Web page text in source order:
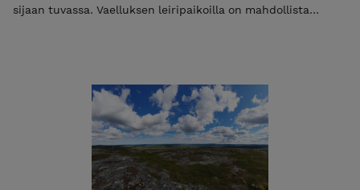
sijaan tuvassa. Vaelluksen leiripaikoilla on mahdollista
kiireettömyydestä, unohtamatta ns. hitaita aamuja.
Vaellamme 4 päivää ja 3 yötä, vaelluksen pituus on noin 50
km. Hinta sisältää verot ⁠metsähallituksen kävijä- ja
käyttömaksut ⁠kattavan infokirjeen varustelistoineen
⁠whatsapp-tuen ⁠kuvapankin ⁠ohjauksen maastossa
⁠varaustupien maksut lähes kaikkien ⁠retkeilyvarusteiden